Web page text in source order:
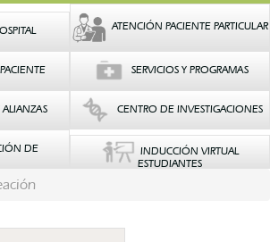
ATENCIÓN PACIENTE PARTICULAR
SERVICIOS Y PROGRAMAS
CENTRO DE INVESTIGACIONES
DE
INDUCCIÓN VIRTUAL
ESTUDIANTES